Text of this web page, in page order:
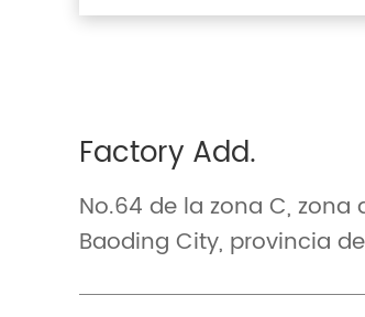
Factory Add.
No.64 de la zona C,
Baoding City, provincia